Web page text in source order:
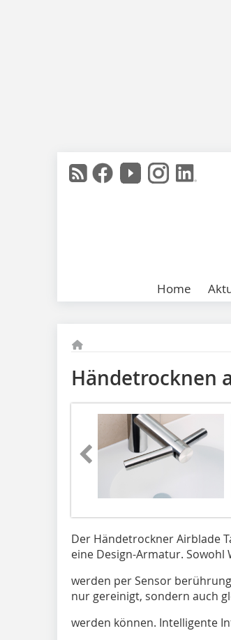
Home
Händetrocknen
Der Händetrockner Airblade
eine Design-Armatur. Sowohl
werden per Sensor
nur gereinigt, sondern auch
werden können. Intelligente